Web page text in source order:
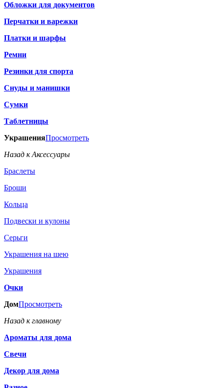
Обложки для документов
Перчатки и варежки
Платки и шарфы
Ремни
Резинки для спорта
Снуды и манишки
Сумки
Таблетницы
УкрашенияПросмотреть
Назад к Аксессуары
Браслеты
Броши
Кольца
Подвески и кулоны
Серьги
Украшения на шею
Украшения
Очки
ДомПросмотреть
Назад к главному
Ароматы для дома
Свечи
Декор для дома